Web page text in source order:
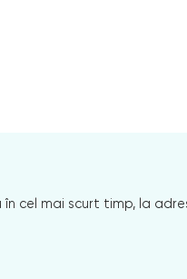
cel mai scurt timp, la